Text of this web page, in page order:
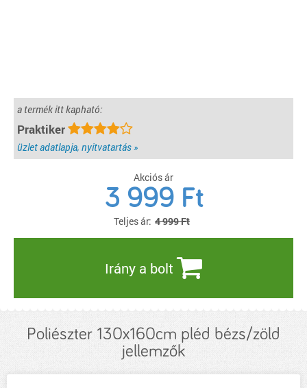
a termék itt kapható:
Praktiker
üzlet adatlapja, nyitvatartás »
Akciós ár
3 999 Ft
Teljes ár: 4 999 Ft
Irány a bolt
Poliészter 130x160cm pléd bézs/zöld
jellemzők